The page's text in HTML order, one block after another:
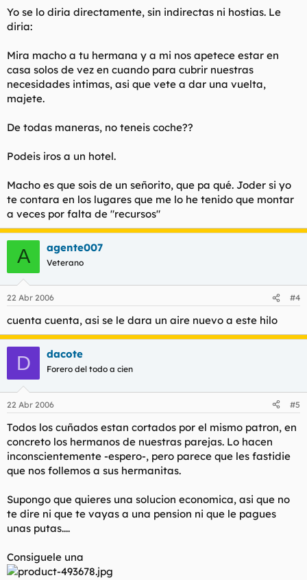
Yo se lo diria directamente, sin indirectas ni hostias. Le
diria:
Mira macho a tu hermana y a mi nos apetece estar en
casa solos de vez en cuando para cubrir nuestras
necesidades intimas, asi que vete a dar una vuelta,
majete.
De todas maneras, no teneis coche??
Podeis iros a un hotel.
Macho es que sois de un señorito, que pa qué. Joder si yo
te contara en los lugares que me lo he tenido que montar
a veces por falta de "recursos"
A agente007
Veterano
22 Abr 2006 #4
cuenta cuenta, asi se le dara un aire nuevo a este hilo
D dacote
Forero del todo a cien
22 Abr 2006 #5
Todos los cuñados estan cortados por el mismo patron, en
concreto los hermanos de nuestras parejas. Lo hacen
inconscientemente -espero-, pero parece que les fastidie
que nos follemos a sus hermanitas.
Supongo que quieres una solucion economica, asi que no
te dire ni que te vayas a una pension ni que le pagues
unas putas....
Consiguele una